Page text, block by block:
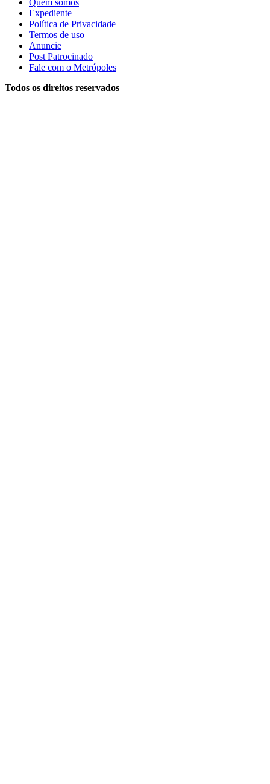
Quem somos
Expediente
Política de Privacidade
Termos de uso
Anuncie
Post Patrocinado
Fale com o Metrópoles
Todos os direitos reservados